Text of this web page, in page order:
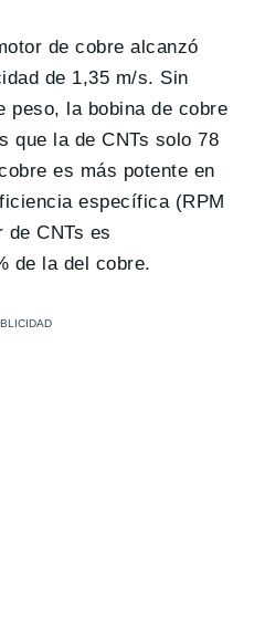
de cobre alcanzó
de 1,35 m/s. Sin
peso, la bobina de cobre
que la de CNTs solo 78
es más potente en
específica (RPM
de CNTs es
de la del cobre.